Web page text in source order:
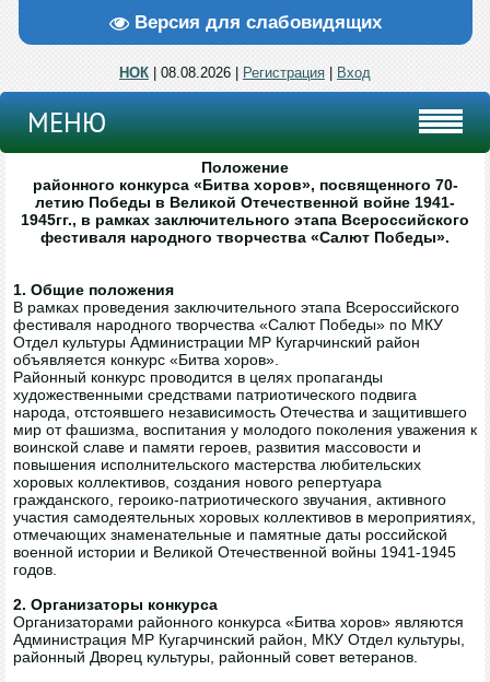
Версия для слабовидящих
НОК | 08.08.2026 | Регистрация Вход
МЕНЮ
Положение
районного конкурса «Битва хоров», посвященного 70-
летию Победы в Великой Отечественной войне 1941-
1945гг., в рамках заключительного этапа Всероссийского
фестиваля народного творчества «Салют Победы».
1. Общие положения
В рамках проведения заключительного этапа Всероссийского
фестиваля народного творчества «Салют Победы» по МКУ
Отдел культуры Администрации МР Кугарчинский район
объявляется конкурс «Битва хоров».
Районный конкурс проводится в целях пропаганды
художественными средствами патриотического подвига
народа, отстоявшего независимость Отечества и защитившего
мир от фашизма, воспитания у молодого поколения уважения к
воинской славе и памяти героев, развития массовости и
повышения исполнительского мастерства любительских
хоровых коллективов, создания нового репертуара
гражданского, героико-патриотического звучания, активного
участия самодеятельных хоровых коллективов в мероприятиях,
отмечающих знаменательные и памятные даты российской
военной истории и Великой Отечественной войны 1941-1945
годов.
2. Организаторы конкурса
Организаторами районного конкурса «Битва хоров» являются
Администрация МР Кугарчинский район, МКУ Отдел культуры,
районный Дворец культуры, районный совет ветеранов.